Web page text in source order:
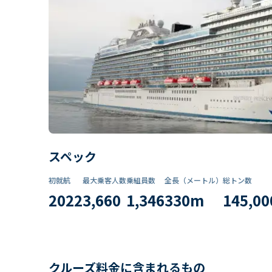
スペック
初就航
2022
最大乗客人数
3,660
乗組員数​
1,346
全長（メートル）
330m
総トン数​
クルーズ料金に含まれるもの